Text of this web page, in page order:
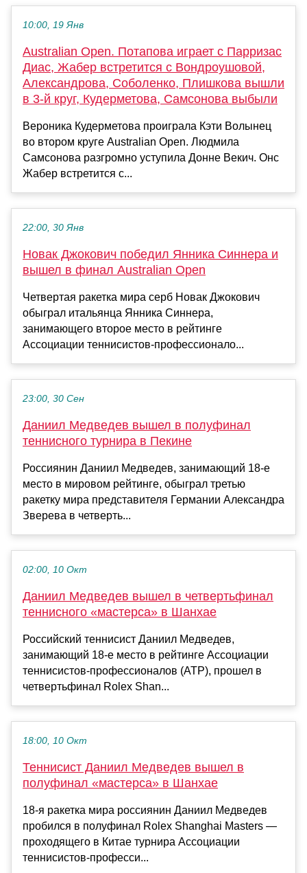
10:00, 19 Янв
Australian Open. Потапова играет с Парризас
Диас, Жабер встретится с Вондроушовой,
Александрова, Соболенко, Плишкова вышли
в 3-й круг, Кудерметова, Самсонова выбыли
Вероника Кудерметова проиграла Кэти Волынец
во втором круге Australian Open. Людмила
Самсонова разгромно уступила Донне Векич. Онс
Жабер встретится с...
22:00, 30 Янв
Новак Джокович победил Янника Синнера и
вышел в финал Australian Open
Четвертая ракетка мира серб Новак Джокович
обыграл итальянца Янника Синнера,
занимающего второе место в рейтинге
Ассоциации теннисистов-профессионало...
23:00, 30 Сен
Даниил Медведев вышел в полуфинал
теннисного турнира в Пекине
Россиянин Даниил Медведев, занимающий 18-е
место в мировом рейтинге, обыграл третью
ракетку мира представителя Германии Александра
Зверева в четверть...
02:00, 10 Окт
Даниил Медведев вышел в четвертьфинал
теннисного «мастерса» в Шанхае
Российский теннисист Даниил Медведев,
занимающий 18-е место в рейтинге Ассоциации
теннисистов-профессионалов (ATP), прошел в
четвертьфинал Rolex Shan...
18:00, 10 Окт
Теннисист Даниил Медведев вышел в
полуфинал «мастерса» в Шанхае
18-я ракетка мира россиянин Даниил Медведев
пробился в полуфинал Rolex Shanghai Masters —
проходящего в Китае турнира Ассоциации
теннисистов-професси...